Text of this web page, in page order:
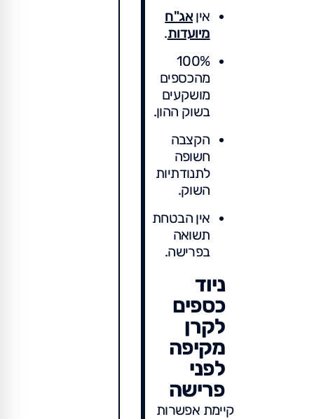
איןאג"ח
מיועדות.
100%
מהכספים
מושקעים
בשוק ההון.
הקצבה
חשופה
לתנודתיות
השוק.
אין הבטחת
תשואה
בפרישה.
ניוד
כספים
לקרן
מקיפה
לפני
פרישה
קיימת אפשרות